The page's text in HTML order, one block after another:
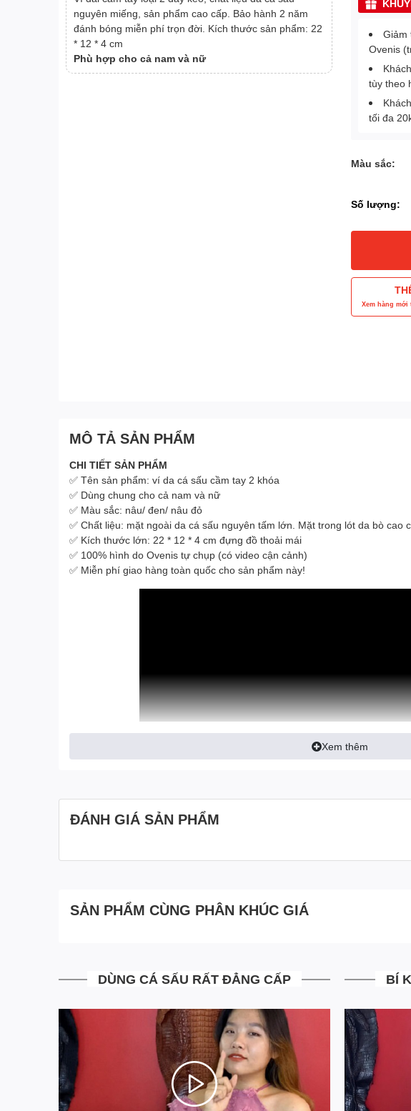
nguyên miếng, sản phẩm cao cấp. Bảo hành 2 năm
đánh bóng miễn phí trọn đời. Kích thước sản phẩm: 22
* 12 * 4 cm
Phù hợp cho cả nam và nữ
Giảm
Ovenis
tùy theo
tối đa
Màu sắc:
Số lượng:
Xem hàng mới
MÔ TẢ SẢN PHẨM
CHI TIẾT SẢN PHẨM
✅ Tên sản phẩm: ví da cá sấu cầm tay 2 khóa
✅ Dùng chung cho cả nam và nữ
✅ Màu sắc: nâu/ đen/ nâu đỏ
✅ Chất liệu: mặt ngoài da cá sấu nguyên tấm lớn. Mặt trong lót da bò cao
✅ Kích thước lớn: 22 * 12 * 4 cm đựng đồ thoải mái
✅ 100% hình do Ovenis tự chụp (có video cận cảnh)
✅ Miễn phí giao hàng toàn quốc cho sản phẩm này!
Xem thêm
ĐÁNH GIÁ SẢN PHẨM
SẢN PHẨM CÙNG PHÂN KHÚC GIÁ
DÙNG CÁ SẤU RẤT ĐẲNG CẤP BÍ